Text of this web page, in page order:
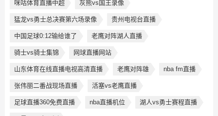
咪咕体育直播中超 灰熊vs国王录像
猛龙vs勇士总决赛第六场录像 贵州电视台直播
中国足球0:12输给谁了 老鹰对阵湖人直播
骑士vs骑士集锦 网球直播网站
山东体育在线直播电视高清直播 老鹰对阵雄 nba fm直播
张伟丽二番战现场直播 活塞vs老鹰直播
足球直播360免费直播 nba直播机位 湖人vs勇士赛程直播